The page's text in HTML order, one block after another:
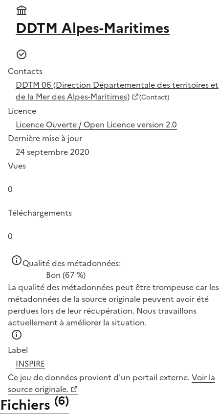
DDTM Alpes-Maritimes
Contacts
DDTM 06 (Direction Départementale des territoires et
de la Mer des Alpes-Maritimes)
(Contact)
Licence
Licence Ouverte / Open Licence version 2.0
Dernière mise à jour
24 septembre 2020
Vues
0
Téléchargements
0
Qualité des métadonnées:
Bon (67 %)
La qualité des métadonnées peut être trompeuse car les
métadonnées de la source originale peuvent avoir été
perdues lors de leur récupération. Nous travaillons
actuellement à améliorer la situation.
Label
INSPIRE
Ce jeu de données provient d'un portail externe. Voir la
source originale.
Fichiers (6)